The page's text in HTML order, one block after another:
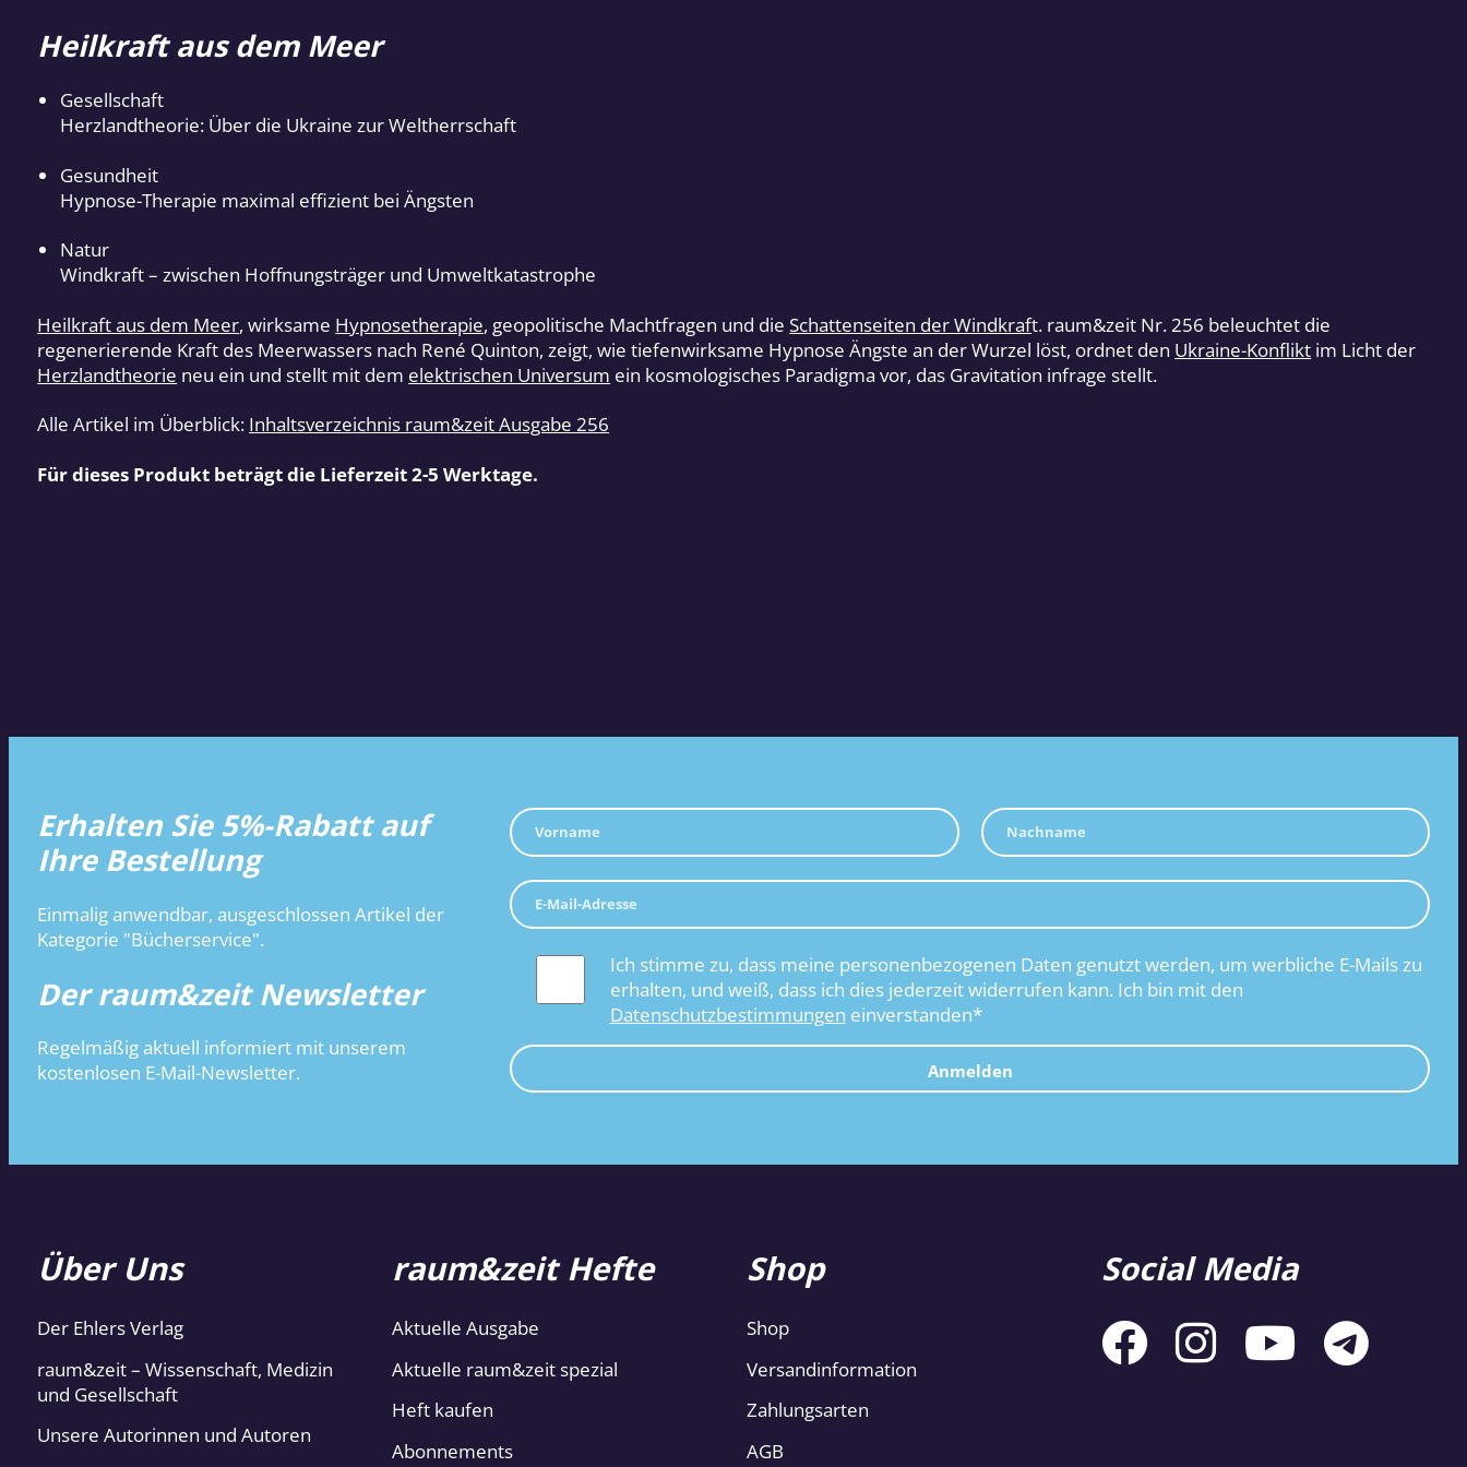
Heilkraft aus dem Meer
Gesellschaft
Herzlandtheorie: Über die Ukraine zur Weltherrschaft
Gesundheit
Hypnose-Therapie maximal effizient bei Ängsten
Natur
Windkraft – zwischen Hoffnungsträger und Umweltkatastrophe
Heilkraft aus dem Meer, wirksame Hypnosetherapie, geopolitische Machtfragen und dieSchattenseiten der Windkraft. raum&zeit Nr. 256 beleuchtet die
regenerierende Kraft des Meerwassers nach René Quinton, zeigt, wie tiefenwirksame Hypnose Ängste an der Wurzel löst, ordnet den Ukraine-Konflikt im Licht der
Herzlandtheorie neu ein und stellt mit dem elektrischen Universum ein kosmologisches Paradigma vor, das Gravitation infrage stellt.
Alle Artikel im Überblick: Inhaltsverzeichnis raum&zeit Ausgabe 256
Für dieses Produkt beträgt die Lieferzeit 2-5 Werktage.
Erhalten Sie 5%-Rabatt auf
Ihre Bestellung
Einmalig anwendbar, ausgeschlossen Artikel der
Kategorie "Bücherservice".
Der raum&zeit Newsletter
Regelmäßig aktuell informiert mit unserem
kostenlosen E-Mail-Newsletter.
Ich stimme zu, dass meine personenbezogenen Daten genutzt werden, um werbliche E-Mails zu
erhalten, und weiß, dass ich dies jederzeit widerrufen kann. Ich bin mit den
Datenschutzbestimmungen einverstanden*
Anmelden
Über Uns
Der Ehlers Verlag
raum&zeit – Wissenschaft, Medizin
und Gesellschaft
Unsere Autorinnen und Autoren
raum&zeit Hefte
Aktuelle Ausgabe
Aktuelle raum&zeit spezial
Heft kaufen
Abonnements
Shop
Shop
Versandinformation
Zahlungsarten
AGB
Social Media